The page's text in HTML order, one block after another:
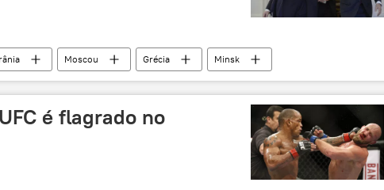
Moscou Grécia
Minsk
Ucrânia em foco da política internacional
Rússia
é flagrado no